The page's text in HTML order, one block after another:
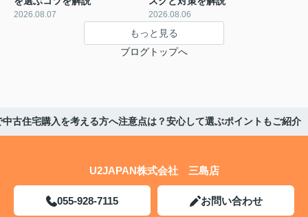
2026.08.07 2026.08.06
もっと見る
ブログトップへ
中古住宅購入を考える方へ注意点は？安心して選ぶポイントもご紹介
U2JAPAN株式会社 三島店
055-928-7115 お問い合わせ